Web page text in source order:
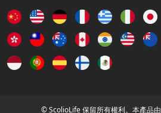
© ScolioLife 保留所有權利。本產品由